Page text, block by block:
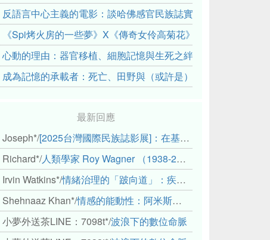
反語言中心主義的電影：談哈佛感官民族誌實驗室
《Spi烤火房的一些夢》X《傳奇女伶高菊花》： 透過紀錄片
心動的理由：器官移植、細胞記憶與生死之絆
成為記憶的承載者：死亡、田野與（或許是）人類學的成年禮
最新回應
Joseph*/[2025台灣國際民族誌影展]：在基礎設施的邊緣，聆聽人的呼吸
Richard*/人類學家 Roy Wagner （1938-2018）
Irvin Watkins*/情緒治理的「跛向道」：疾病與文化象徵的轉變舉例
Shehnaaz Khan*/情感的能動性：阿米斯音樂節的「對話觀察」
小夢外送茶LINE：7098t*/波浪下的數位命脈